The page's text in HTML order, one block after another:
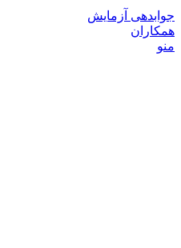
جوابدهی آزمایش
همکاران
منو